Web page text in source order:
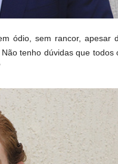
ódio, sem rancor, apesar
tenho dúvidas que todos